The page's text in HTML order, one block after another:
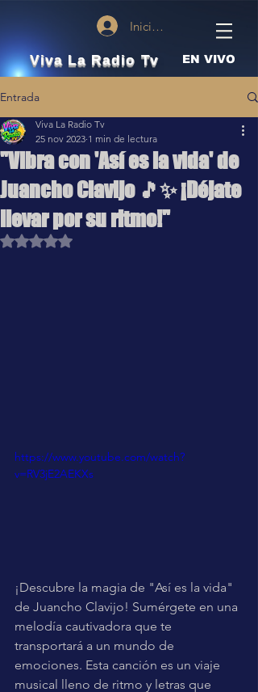
Iniciar sesión
Viva La Radio Tv EN VIVO
Entrada
"Vibra con 'Así es la vida' de
Juancho Clavijo 🎵✨ ¡Déjate
llevar por su ritmo!"
Viva La Radio Tv
25 nov 2023 1 min de lectura
Obtuvo NaN de 5 estrellas.
https://www.youtube.com/watch?
v=RV3jE2AEKXs
¡Descubre la magia de "Así es la vida"
de Juancho Clavijo! Sumérgete en una
melodía cautivadora que te
transportará a un mundo de
emociones. Esta canción es un viaje
musical lleno de ritmo y letras que